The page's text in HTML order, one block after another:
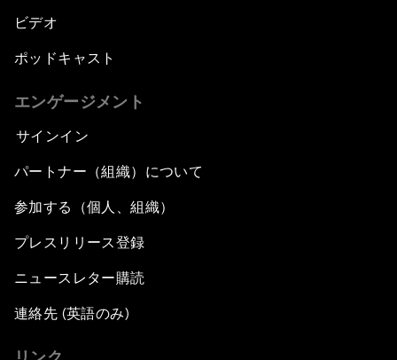
ビデオ
ポッドキャスト
エンゲージメント
サインイン
パートナー（組織）について
参加する（個人、組織）
プレスリリース登録
ニュースレター購読
連絡先 (英語のみ)